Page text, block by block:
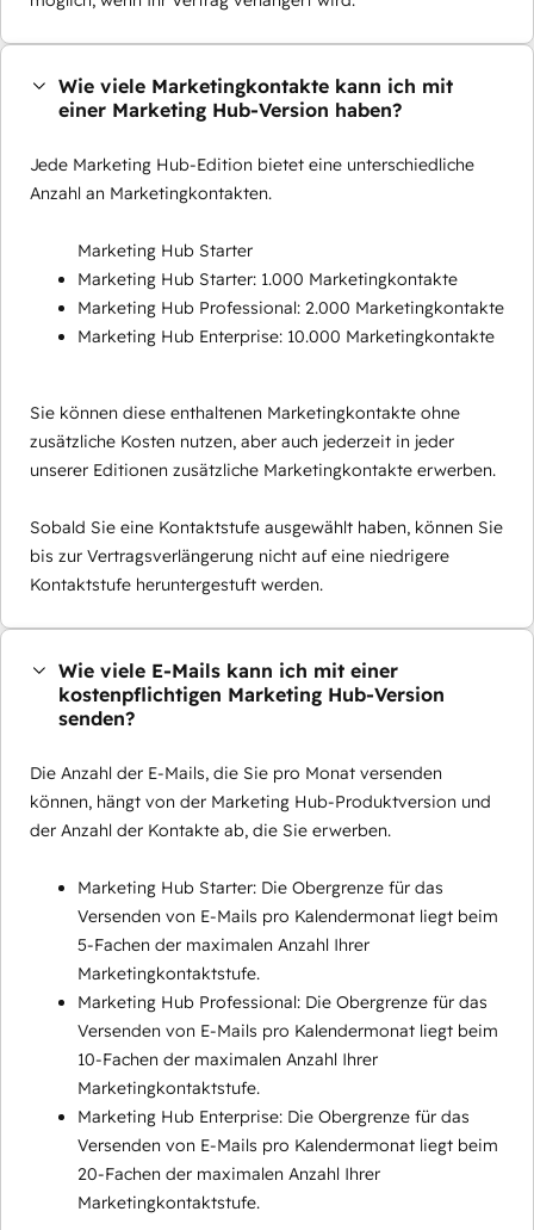
Wie viele Marketingkontakte kann ich mit
einer Marketing Hub-Version haben?
Jede Marketing Hub-Edition bietet eine unterschiedliche
Anzahl an Marketingkontakten.
Marketing Hub Starter
Marketing Hub Starter: 1.000 Marketingkontakte
Marketing Hub Professional: 2.000 Marketingkontakte
Marketing Hub Enterprise: 10.000 Marketingkontakte
Sie können diese enthaltenen Marketingkontakte ohne
zusätzliche Kosten nutzen, aber auch jederzeit in jeder
unserer Editionen zusätzliche Marketingkontakte erwerben.
Sobald Sie eine Kontaktstufe ausgewählt haben, können Sie
bis zur Vertragsverlängerung nicht auf eine niedrigere
Kontaktstufe heruntergestuft werden.
Wie viele E-Mails kann ich mit einer
kostenpflichtigen Marketing Hub-Version
senden?
Die Anzahl der E-Mails, die Sie pro Monat versenden
können, hängt von der Marketing Hub-Produktversion und
der Anzahl der Kontakte ab, die Sie erwerben.
Marketing Hub Starter: Die Obergrenze für das
Versenden von E-Mails pro Kalendermonat liegt beim
5-Fachen der maximalen Anzahl Ihrer
Marketingkontaktstufe.
Marketing Hub Professional: Die Obergrenze für das
Versenden von E-Mails pro Kalendermonat liegt beim
10-Fachen der maximalen Anzahl Ihrer
Marketingkontaktstufe.
Marketing Hub Enterprise: Die Obergrenze für das
Versenden von E-Mails pro Kalendermonat liegt beim
20-Fachen der maximalen Anzahl Ihrer
Marketingkontaktstufe.